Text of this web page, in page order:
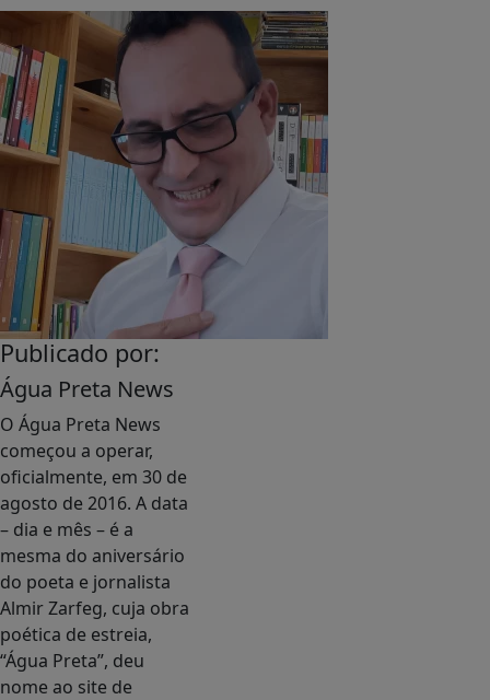
Publicado por:
Água Preta News
O Água Preta News
começou a operar,
oficialmente, em 30 de
agosto de 2016. A data
– dia e mês – é a
mesma do aniversário
do poeta e jornalista
Almir Zarfeg, cuja obra
poética de estreia,
“Água Preta”, deu
nome ao site de